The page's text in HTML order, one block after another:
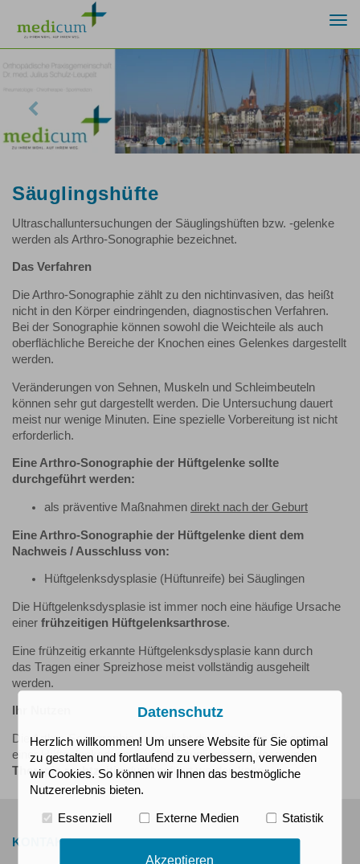
Säuglingshüfte
Ultraschalluntersuchungen der Säuglingshüften bzw. -gelenke
werden als Arthro-Sonographie bezeichnet.
Das Verfahren
Die Arthro-Sonographie zählt zu den nichtinvasiven, das heißt
nicht in den Körper eindringenden, diagnostischen Verfahren.
Bei der Sonographie können sowohl die Weichteile als auch
oberflächliche Bereiche der Knochen eines Gelenkes dargestellt
werden.
Veränderungen von Sehnen, Muskeln und Schleimbeuteln
können sehr gut dargestellt werden. Die Untersuchung dauert
meist nur wenige Minuten. Eine spezielle Vorbereitung ist nicht
erforderlich.
Eine Arthro-Sonographie der Hüftgelenke sollte
durchgeführt werden:
als präventive Maßnahmen direkt nach der Geburt
Eine Arthro-Sonographie der Hüftgelenke dient dem
Nachweis / Ausschluss von:
Hüftgelenksdysplasie (Hüftunreife) bei Säuglingen
Die Hüftgelenksdysplasie ist immer noch eine häufige Ursache
einer frühzeitigen Hüftgelenksarthrose.
Eine frühzeitig erkannte Hüftgelenksdysplasie kann durch
das Tragen einer Spreizhose meist vollständig ausgeheilt
werden.
Ihr Nutzen
Die Arthro-Sonographie ermöglicht die frühzeitige Erkennung
einer Hüftgelenksdysplasie bei Säuglingen, so dass eine
Therapie rechtzeitigdurchgeführt werden kann.
KONTAKT
Datenschutz
Herzlich willkommen! Um unsere Website für Sie optimal
zu gestalten und fortlaufend zu verbessern, verwenden
wir Cookies. So können wir Ihnen das bestmögliche
Nutzererlebnis bieten.
Essenziell Externe Medien Statistik
Akzeptieren